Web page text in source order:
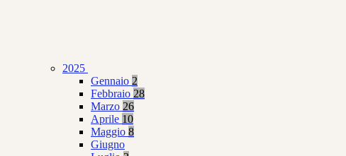
2025
Gennaio 2
Febbraio 28
Marzo 26
Aprile 10
Maggio 8
Giugno